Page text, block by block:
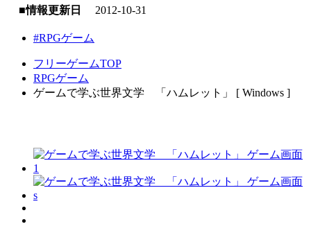
■情報更新日
2012-10-31
#RPGゲーム
フリーゲームTOP
RPGゲーム
ゲームで学ぶ世界文学 「ハムレット」 [ Windows ]